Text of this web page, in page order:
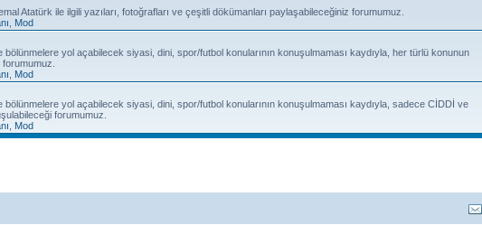
Atatürk ile ilgili yazıları, fotoğrafları ve çeşitli dökümanları paylaşabileceğiniz forumumuz.
Mod
yol açabilecek siyasi, dini, spor/futbol konularının konuşulmaması kaydıyla, her türlü konunun
Mod
yol açabilecek siyasi, dini, spor/futbol konularının konuşulmaması kaydıyla, sadece CİDDİ ve
forumumuz.
Mod